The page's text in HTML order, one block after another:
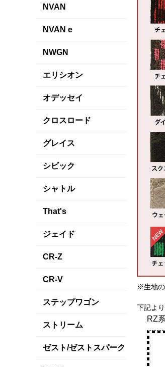
NVAN
NVAN e
NWGN
エリシオン
オデッセイ
クロスロード
グレイス
シビック
シャトル
That's
ジェイド
CR-Z
CR-V
ステップワゴン
ストリーム
ゼスト/ゼストスパーク
※生地の
下記よ
RZ